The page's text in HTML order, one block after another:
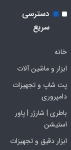
دسترسی
سریع
خانه
ابزار و ماشین آلات
پت شاپ و تجهیزات
دامپروری
باطری | شارژر | پاور
استیشن
ابزار دقیق و تجهیزات